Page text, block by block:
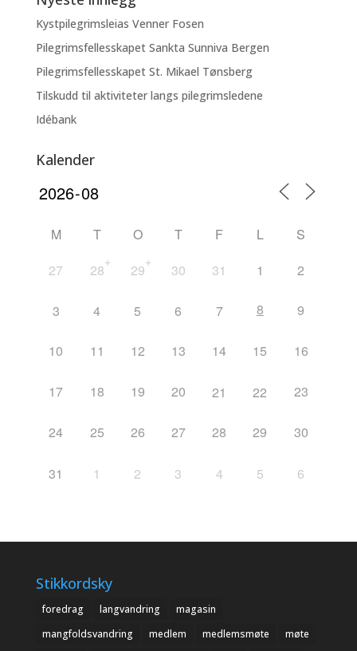
Kystpilegrimsleias Venner Fosen
Pilegrimsfellesskapet Sankta Sunniva Bergen
Pilegrimsfellesskapet St. Mikael Tønsberg
Tilskudd til aktiviteter langs pilegrimsledene
Idébank
Kalender
M T O T F L
S
27
28+ 29+ 30 31 1 2
3 4 5 6 7 8 9
10 11 12 13 14 15 16
17 18 19 20 21 22 23
24 25 26 27 28 29 30
31 1 2 3 4 5 6
Stikkordsky
foredrag langvandring
magasin
mangfoldsvandring
medlem medlemsmøte
møte